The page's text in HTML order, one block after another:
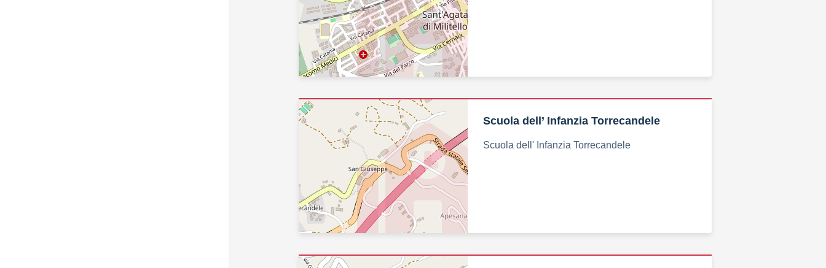
Scuola dell’ Infanzia Torrecandele
Scuola dell' Infanzia Torrecandele